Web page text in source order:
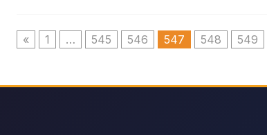
« 1 … 545 546 547 548 549